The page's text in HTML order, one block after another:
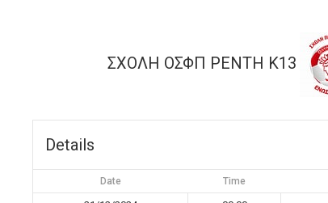
ΣΧΟΛΗ ΟΣΦΠ ΡΕΝΤΗ K13
Details
Date Time